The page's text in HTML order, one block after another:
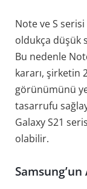
Note ve S
oldukça düşük
Bu nedenle
kararı, şirketin
görünümünü
tasarrufu
Galaxy S21
olabilir.
Samsung’un